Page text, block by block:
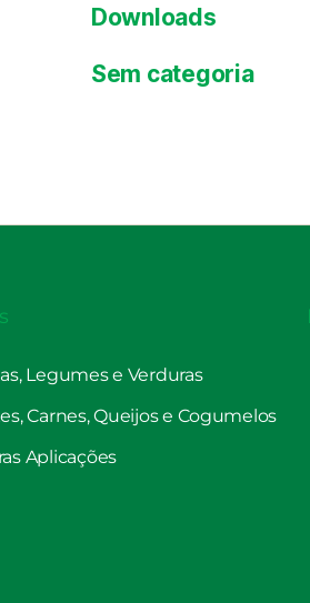
Downloads
Sem categoria
Legumes e Verduras
Carnes, Queijos e Cogumelos
Aplicações